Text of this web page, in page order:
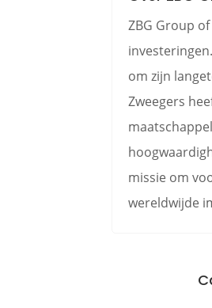
ZBG Group
om zijn
Zweegers
missie om
wereldwijde